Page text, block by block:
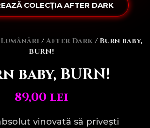
COLECȚIA AFTER DARK
Lumânări /After Dark/ Burn baby,
BURN!
baby, BURN!
89,00 lei
vinovată să privești